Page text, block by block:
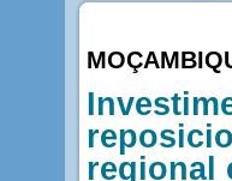
regional